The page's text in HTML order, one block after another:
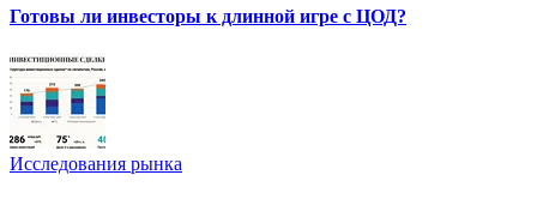
Готовы ли инвесторы к длинной игре с ЦОД?
Исследования рынка